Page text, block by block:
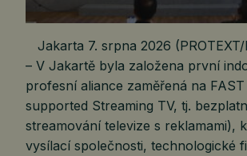
Jakarta 7. srpna 2026
– V Jakartě byla založena první
profesní aliance zaměřená na
supported Streaming TV, tj.
streamování televize s reklamami),
vysílací společnosti, technologické